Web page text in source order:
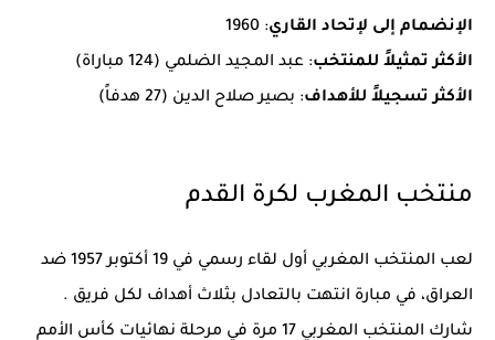
الإنضمام إلى لإتحاد القاري: 1960
الأكثر تمثيلاً للمنتخب: عبد المجيد الضلمي (124 مباراة)
الأكثر تسجيلاً للأهداف: بصير صلاح الدين (27 هدفاً)
منتخب المغرب لكرة القدم
لعب المنتخب المغربي أول لقاء رسمي في 19 أكتوبر 1957 ضد
العراق، في مبارة انتهت بالتعادل بثلاث أهداف لكل فريق .
شارك المنتخب المغربي 17 مرة في مرحلة نهائيات كأس الأمم